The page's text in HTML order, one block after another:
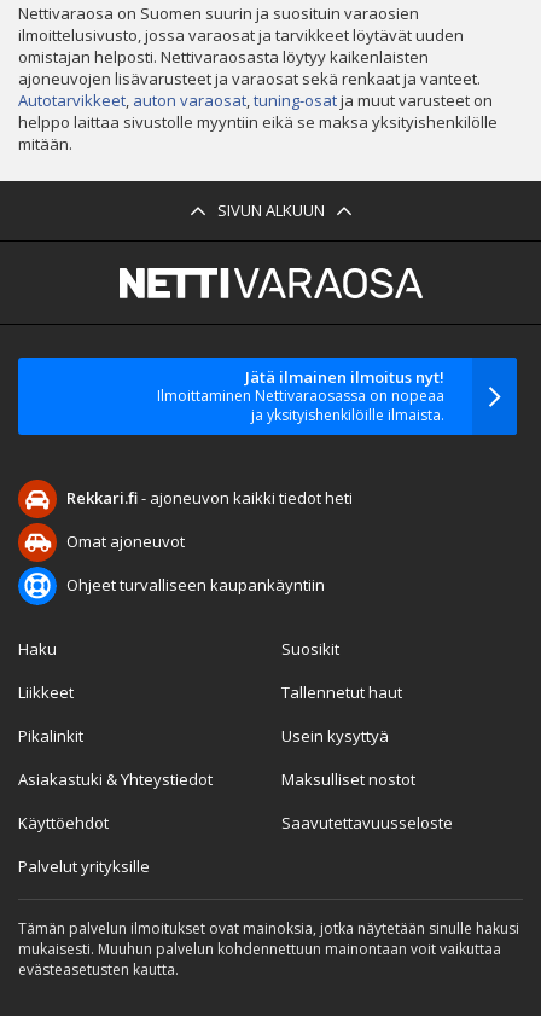
Nettivaraosa on Suomen suurin ja suosituin varaosien
ilmoittelusivusto, jossa varaosat ja tarvikkeet löytävät uuden
omistajan helposti. Nettivaraosasta löytyy kaikenlaisten
ajoneuvojen lisävarusteet ja varaosat sekä renkaat ja vanteet.
Autotarvikkeet, auton varaosat,tuning-osatja muut varusteet on
helppo laittaa sivustolle myyntiin eikä se maksa yksityishenkilölle
mitään.
SIVUN ALKUUN
Jätä ilmainen ilmoitus nyt!
Ilmoittaminen Nettivaraosassa on nopeaa
ja yksityishenkilöille ilmaista.
Rekkari.fi- ajoneuvon kaikki tiedot heti
Omat ajoneuvot
Ohjeet turvalliseen kaupankäyntiin
Haku
Liikkeet
Pikalinkit
Asiakastuki & Yhteystiedot
Käyttöehdot
Palvelut yrityksille
Suosikit
Tallennetut haut
Usein kysyttyä
Maksulliset nostot
Saavutettavuusseloste
Tämän palvelun ilmoitukset ovat mainoksia, jotka näytetään sinulle hakusi
mukaisesti. Muuhun palvelun kohdennettuun mainontaan voit vaikuttaa
evästeasetusten kautta.